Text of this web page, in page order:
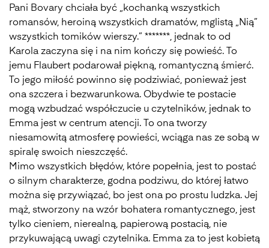
Pani Bovary chciała być „kochanką wszystkich
romansów, heroiną wszystkich dramatów, mglistą „Nią”
wszystkich tomików wierszy.” *******, jednak to od
Karola zaczyna się i na nim kończy się powieść. To
jemu Flaubert podarował piękną, romantyczną śmierć.
To jego miłość powinno się podziwiać, ponieważ jest
ona szczera i bezwarunkowa. Obydwie te postacie
mogą wzbudzać współczucie u czytelników, jednak to
Emma jest w centrum atencji. To ona tworzy
niesamowitą atmosferę powieści, wciąga nas ze sobą w
spiralę swoich nieszczęść.
Mimo wszystkich błędów, które popełnia, jest to postać
o silnym charakterze, godna podziwu, do której łatwo
można się przywiązać, bo jest ona po prostu ludzka. Jej
mąż, stworzony na wzór bohatera romantycznego, jest
tylko cieniem, nierealną, papierową postacią, nie
przykuwającą uwagi czytelnika. Emma za to jest kobietą